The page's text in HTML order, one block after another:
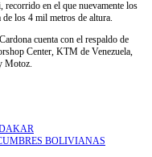
en el que nuevamente los
los 4 mil metros de altura.
cuenta con el respaldo de
Center, KTM de Venezuela,
Motoz.
BOLIVIANAS